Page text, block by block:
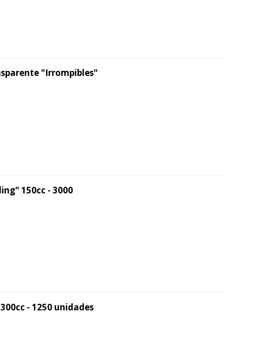
"Irrompibles"
150cc - 3000
- 1250 unidades